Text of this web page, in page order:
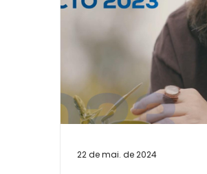
Relatório de Atividades e
Série Raízes que
22 de mai. de 2024